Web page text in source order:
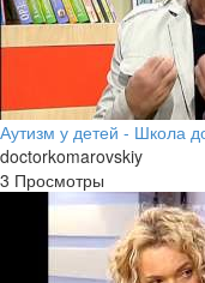
Аутизм у детей - Школа
doctorkomarovskiy
3 Просмотры